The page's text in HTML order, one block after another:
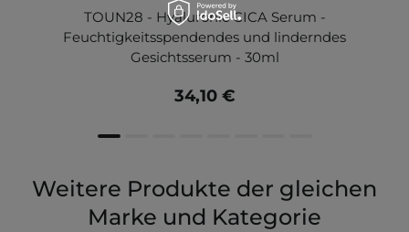
TOUN28 - Hyaluronic CICA Serum -
Feuchtigkeitsspendendes und linderndes
Gesichtsserum - 30ml
34,10 €
Weitere Produkte der gleichen
Marke und Kategorie